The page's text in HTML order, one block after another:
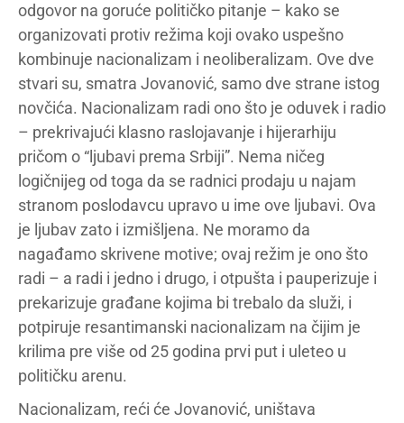
odgovor na goruće političko pitanje – kako se
organizovati protiv režima koji ovako uspešno
kombinuje nacionalizam i neoliberalizam. Ove dve
stvari su, smatra Jovanović, samo dve strane istog
novčića. Nacionalizam radi ono što je oduvek i radio
– prekrivajući klasno raslojavanje i hijerarhiju
pričom o “ljubavi prema Srbiji”. Nema ničeg
logičnijeg od toga da se radnici prodaju u najam
stranom poslodavcu upravo u ime ove ljubavi. Ova
je ljubav zato i izmišljena. Ne moramo da
nagađamo skrivene motive; ovaj režim je ono što
radi – a radi i jedno i drugo, i otpušta i pauperizuje i
prekarizuje građane kojima bi trebalo da služi, i
potpiruje resantimanski nacionalizam na čijim je
krilima pre više od 25 godina prvi put i uleteo u
političku arenu.
Nacionalizam, reći će Jovanović, uništava